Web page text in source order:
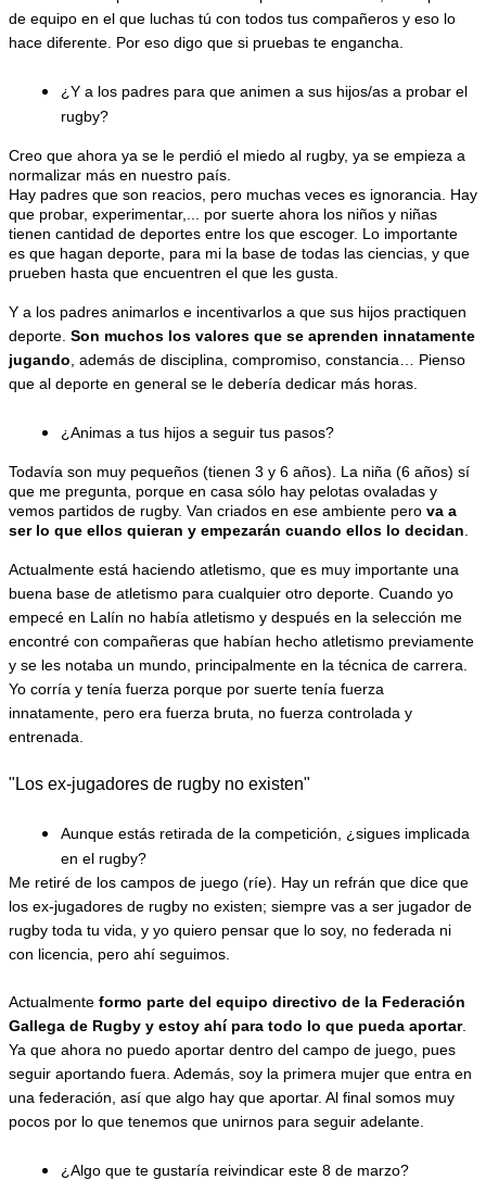
de equipo en el que luchas tú con todos tus compañeros y eso lo
hace diferente. Por eso digo que si pruebas te engancha.
¿Y a los padres para que animen a sus hijos/as a probar el
rugby?
Creo que ahora ya se le perdió el miedo al rugby, ya se empieza a
normalizar más en nuestro país.
Hay padres que son reacios, pero muchas veces es ignorancia. Hay
que probar, experimentar,... por suerte ahora los niños y niñas
tienen cantidad de deportes entre los que escoger. Lo importante
es que hagan deporte, para mi la base de todas las ciencias, y que
prueben hasta que encuentren el que les gusta.
Y a los padres animarlos e incentivarlos a que sus hijos practiquen
deporte. Son muchos los valores que se aprenden innatamente
jugando , además de disciplina, compromiso, constancia… Pienso
que al deporte en general se le debería dedicar más horas.
¿Animas a tus hijos a seguir tus pasos?
Todavía son muy pequeños (tienen 3 y 6 años). La niña (6 años) sí
que me pregunta, porque en casa sólo hay pelotas ovaladas y
vemos partidos de rugby. Van criados en ese ambiente pero va a
ser lo que ellos quieran y empezarán cuando ellos lo decidan
Actualmente está haciendo atletismo, que es muy importante una
buena base de atletismo para cualquier otro deporte. Cuando yo
empecé en Lalín no había atletismo y después en la selección me
encontré con compañeras que habían hecho atletismo previamente
y se les notaba un mundo, principalmente en la técnica de carrera.
Yo corría y tenía fuerza porque por suerte tenía fuerza
innatamente, pero era fuerza bruta, no fuerza controlada y
entrenada.
"Los ex-jugadores de rugby no existen"
Aunque estás retirada de la competición, ¿sigues implicada
en el rugby?
Me retiré de los campos de juego (ríe). Hay un refrán que dice que
los ex-jugadores de rugby no existen; siempre vas a ser jugador de
rugby toda tu vida, y yo quiero pensar que lo soy, no federada ni
con licencia, pero ahí seguimos.
Actualmente formo parte del equipo directivo de la Federación
Gallega de Rugby y estoy ahí para todo lo que pueda aportar.
Ya que ahora no puedo aportar dentro del campo de juego, pues
seguir aportando fuera. Además, soy la primera mujer que entra en
una federación, así que algo hay que aportar. Al final somos muy
pocos por lo que tenemos que unirnos para seguir adelante.
¿Algo que te gustaría reivindicar este 8 de marzo?